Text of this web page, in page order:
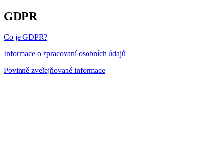
GDPR
Co je GDPR?
Informace o zpracovaní osobních údajů
Povinně zveřejňované informace